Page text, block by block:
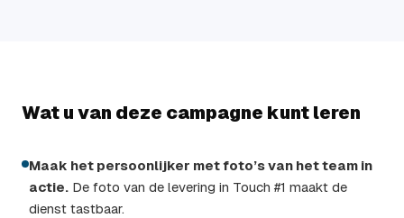
Wat u van deze campagne kunt leren
Maak het persoonlijker met foto’s van het team in
actie. De foto van de levering in Touch #1 maakt de
dienst tastbaar.